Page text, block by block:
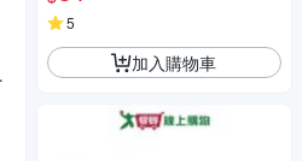
5
加入購物車